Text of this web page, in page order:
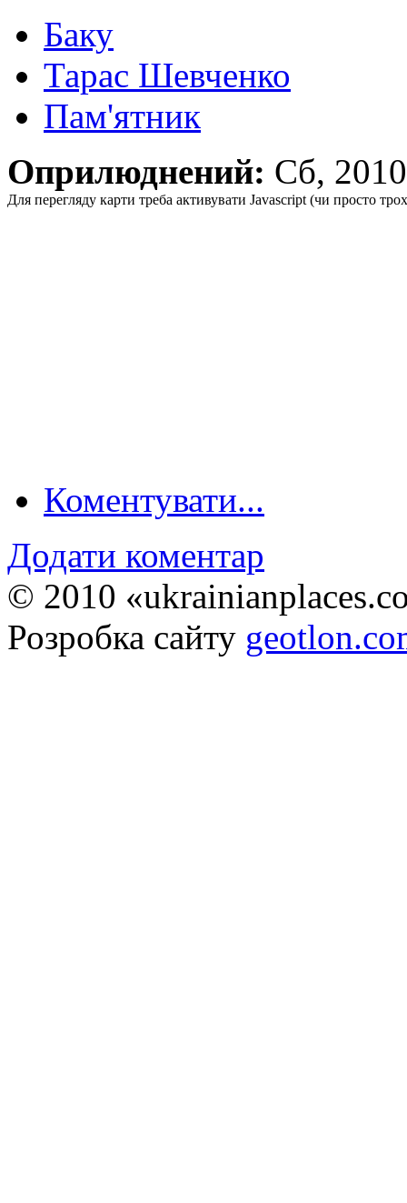
Баку
Тарас Шевченко
Пам'ятник
Оприлюднений: Сб,
Для перегляду карти треба активувати Javascript (чи просто
Коментувати...
Додати коментар
© 2010
Розробка сайту